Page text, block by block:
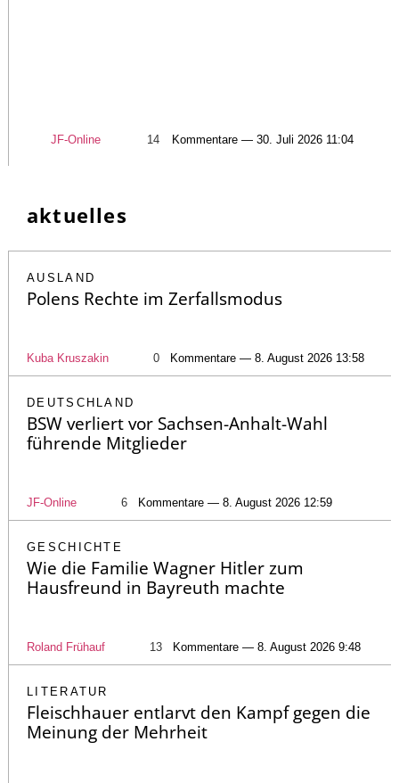
JF-Online 14 Kommentare — 30. Juli 2026 11:04
aktuelles
AUSLAND
Polens Rechte im Zerfallsmodus
Kuba Kruszakin 0 Kommentare — 8. August 2026 13:58
DEUTSCHLAND
BSW verliert vor Sachsen-Anhalt-Wahl
führende Mitglieder
JF-Online 6 Kommentare — 8. August 2026 12:59
GESCHICHTE
Wie die Familie Wagner Hitler zum
Hausfreund in Bayreuth machte
Roland Frühauf 13 Kommentare — 8. August 2026 9:48
LITERATUR
Fleischhauer entlarvt den Kampf gegen die
Meinung der Mehrheit